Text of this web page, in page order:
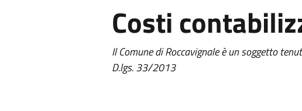
Costi
Il Comune di Roccavignale è un soggetto
D.lgs. 33/2013